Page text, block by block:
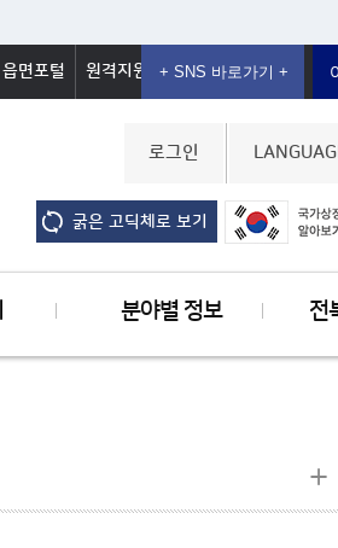
읍면포털 원격지원
로그인
굵은 고딕체로 보기
분야별 정보 전
+